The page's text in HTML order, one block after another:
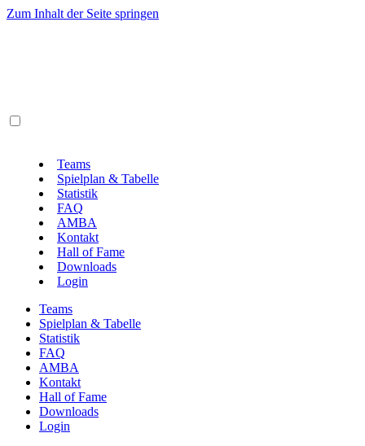
Zum Inhalt der Seite springen
Teams
Spielplan & Tabelle
Statistik
FAQ
AMBA
Kontakt
Hall of Fame
Downloads
Login
Teams
Spielplan & Tabelle
Statistik
FAQ
AMBA
Kontakt
Hall of Fame
Downloads
Login